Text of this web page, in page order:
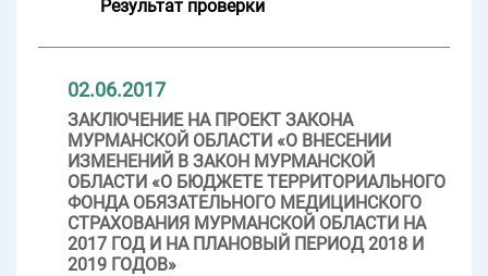
Результат проверки
02.06.2017
ЗАКЛЮЧЕНИЕ НА ПРОЕКТ ЗАКОНА
МУРМАНСКОЙ ОБЛАСТИ «О ВНЕСЕНИИ
ИЗМЕНЕНИЙ В ЗАКОН МУРМАНСКОЙ
ОБЛАСТИ «О БЮДЖЕТЕ ТЕРРИТОРИАЛЬНОГО
ФОНДА ОБЯЗАТЕЛЬНОГО МЕДИЦИНСКОГО
СТРАХОВАНИЯ МУРМАНСКОЙ ОБЛАСТИ НА
2017 ГОД И НА ПЛАНОВЫЙ ПЕРИОД 2018 И
2019 ГОДОВ»